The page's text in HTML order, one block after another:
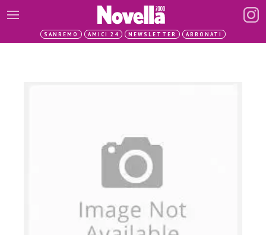
SANREMO AMICI 24 NEWSLETTER ABBONATI